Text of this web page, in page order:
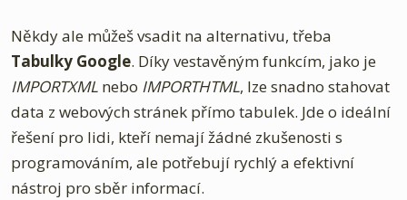
Někdy ale můžeš vsadit na alternativu, třeba
Tabulky Google. Díky vestavěným funkcím, jako je
IMPORTXML nebo IMPORTHTML, lze snadno stahovat
data z webových stránek přímo tabulek. Jde o ideální
řešení pro lidi, kteří nemají žádné zkušenosti s
programováním, ale potřebují rychlý a efektivní
nástroj pro sběr informací.